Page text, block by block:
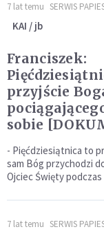
7 lat temu SERWIS
KAI / jb
Franciszek:
przyjście
sobie
- Pięćdziesiątnica to
sam Bóg przychodzi
Ojciec Święty
7 lat temu SERWIS